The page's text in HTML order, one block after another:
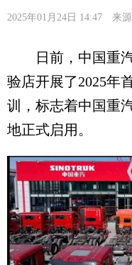
2025年01月24日 14:47 来
日前，中国重汽
验店开展了2025年
训，标志着中国重
地正式启用。